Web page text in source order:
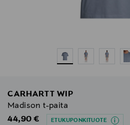
CARHARTT WIP
Madison t-paita
Original Price
44,90 € ETUKUPONKITUOTE